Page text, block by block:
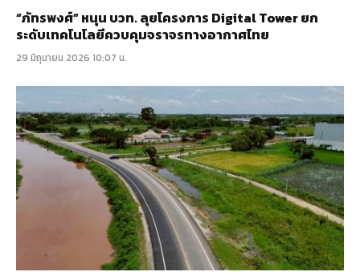
“ภัทรพงศ์” หนุน บวท. ลุยโครงการ Digital Tower ยก
ระดับเทคโนโลยีควบคุมจราจรทางอากาศไทย
29 มิถุนายน 2026 10:07 น.